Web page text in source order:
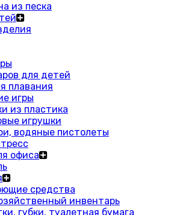
из песка
для детей
плавания
игры
из пластика
игрушки
водяные пистолеты
офиса
средства
инвентарь
губки, туалетная бумага